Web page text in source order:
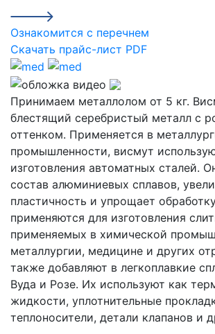
Ознакомится с перечнем
Скачать прайс-лист PDF
Принимаем металлолом от 5 кг.
блестящий серебристый металл с
оттенком. Применяется в
промышленности, висмут
изготовления автоматных сталей.
состав алюминиевых сплавов,
пластичность и упрощает
применяются для изготовления
применяемых в химической
металлургии, медицине и других
также добавляют в легкоплавкие
Вуда и Розе. Их используют как
жидкости, уплотнительные
теплоносители, детали клапанов и